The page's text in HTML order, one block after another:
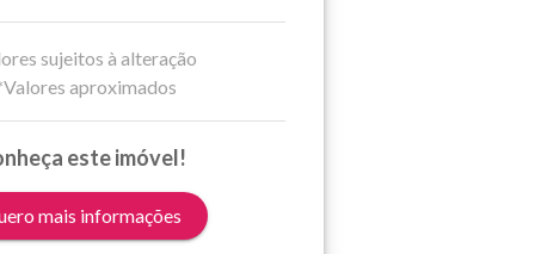
sujeitos à alteração
aproximados
este imóvel!
mais informações